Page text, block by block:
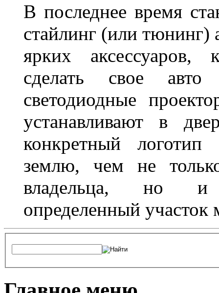
В последнее время
стайлинг (или тюнинг)
ярких аксессуаров,
сделать свое
светодиодные
устанавливают в
конкретный логотип
землю, чем не
владельца, но и
определенный участок